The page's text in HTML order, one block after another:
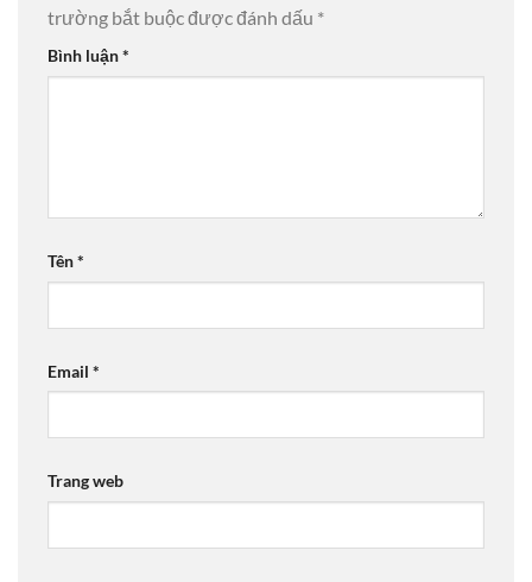
trường bắt buộc được đánh dấu *
Bình luận*
Tên*
Email *
Trang web